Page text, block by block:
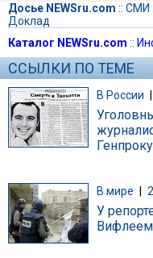
Досье NEWSru.com :: СМИ
Доклад
Каталог NEWSru.com ::
ССЫЛКИ ПО ТЕМЕ
В России |
В мире
У